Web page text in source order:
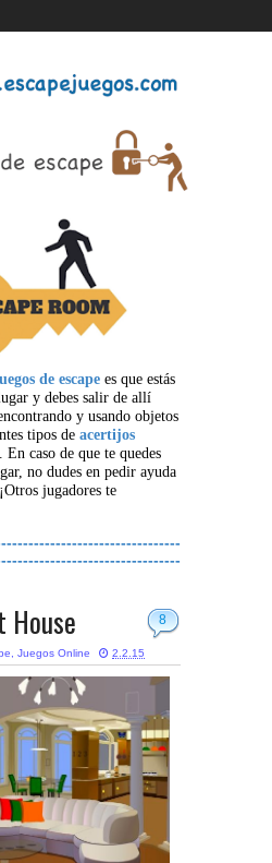
de escape es que estás
y debes salir de allí
y usando objetos
tipos de acertijos
. En caso de que te quedes
no dudes en pedir ayuda
jugadores te
8
House
, Juegos Online 2.2.15